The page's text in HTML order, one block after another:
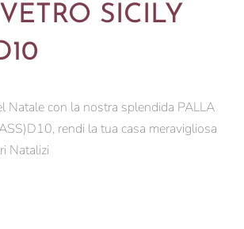
SICILY
Natale con la nostra splendida PALLA
rendi la tua casa meravigliosa
Natalizi